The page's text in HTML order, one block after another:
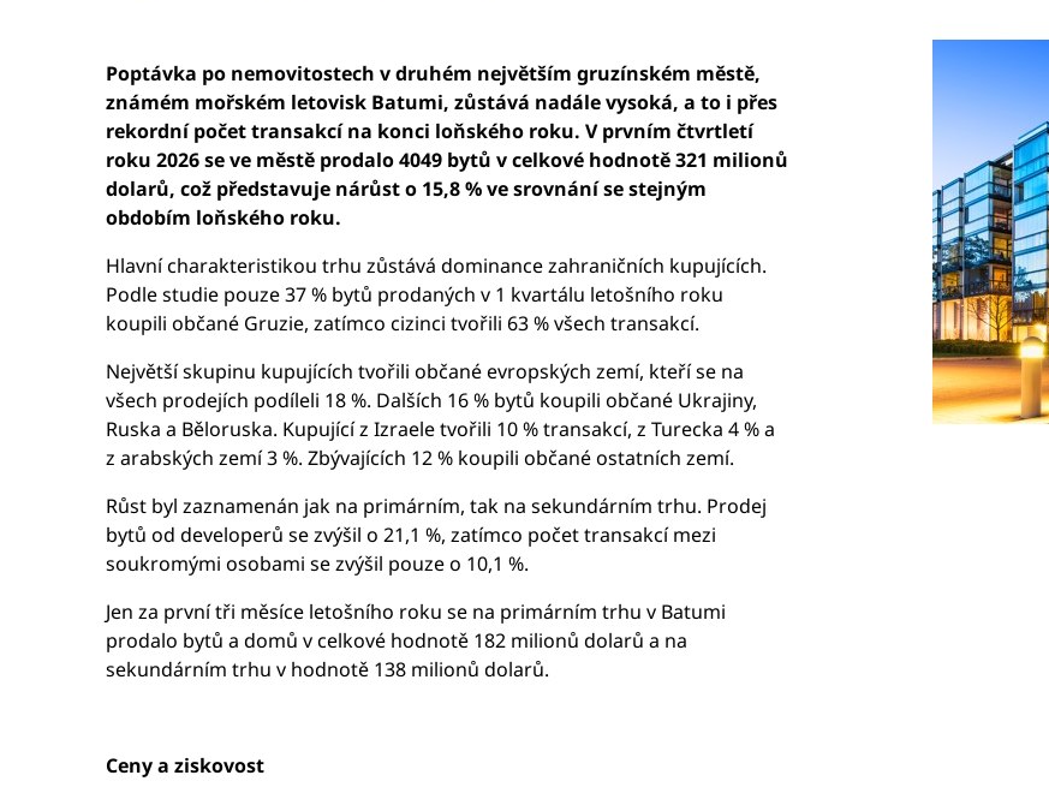
Poptávka po nemovitostech v druhém největším gruzínském městě,
známém mořském letovisk Batumi, zůstává nadále vysoká, a to i přes
rekordní počet transakcí na konci loňského roku. V prvním čtvrtletí
roku 2026 se ve městě prodalo 4049 bytů v celkové hodnotě 321 milionů
dolarů, což představuje nárůst o 15,8 % ve srovnání se stejným
obdobím loňského roku.
Hlavní charakteristikou trhu zůstává dominance zahraničních kupujících.
Podle studie pouze 37 % bytů prodaných v 1 kvartálu letošního roku
koupili občané Gruzie, zatímco cizinci tvořili 63 % všech transakcí.
Největší skupinu kupujících tvořili občané evropských zemí, kteří se na
všech prodejích podíleli 18 %. Dalších 16 % bytů koupili občané Ukrajiny,
Ruska a Běloruska. Kupující z Izraele tvořili 10 % transakcí, z Turecka 4 % a
z arabských zemí 3 %. Zbývajících 12 % koupili občané ostatních zemí.
Růst byl zaznamenán jak na primárním, tak na sekundárním trhu. Prodej
bytů od developerů se zvýšil o 21,1 %, zatímco počet transakcí mezi
soukromými osobami se zvýšil pouze o 10,1 %.
Jen za první tři měsíce letošního roku se na primárním trhu v Batumi
prodalo bytů a domů v celkové hodnotě 182 milionů dolarů a na
sekundárním trhu v hodnotě 138 milionů dolarů.
Ceny a ziskovost